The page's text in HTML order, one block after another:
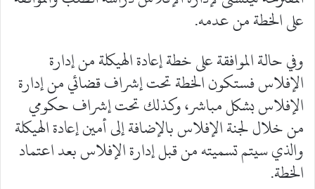
على الخطة من عدمه.
وفي حالة الموافقة على خطة إعادة الهيكلة من إدارة
الإفلاس فستكون الخطة تحت إشراف قضائي من إدارة
الإفلاس بشكل مباشر، وكذلك تحت إشراف حكومي
من خلال لجنة الإفلاس بالإضافة إلى أمين إعادة الهيكلة
والذي سيتم تسميته من قبل إدارة الإفلاس بعد اعتماد
الخطة.